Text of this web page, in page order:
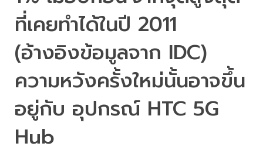
ที่เคยทำได้ในปี 2011
(อ้างอิงข้อมูลจาก
ความหวังครั้งใหม่นั้นอาจขึ้น
อยู่กับ อุปกรณ์ HTC 5G
Hub